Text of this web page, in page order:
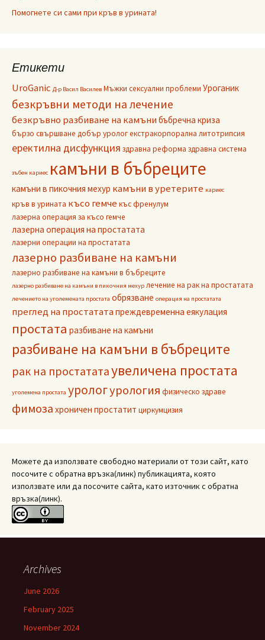
Помогнете си сами при кръв в урината!
Етикети
UroGanic Д-р Васил Василев Мъжки сексуални проблеми Уроганик
безкръвни методи на лечение
безкръвно разбиване на камънибъбречна криза
бързо свършване добър урологекстракорпорална литотрипсия
еректилна дисфункция здравна реформа здравна система
зъбен кариес камъни в бъбреците
камъни в пикочния мехур камъни в уретерите кариес
кръв в урината късо гемче къс френулум
лазерна операция за късо гемче
лазерна операция на простатата
лазерни операции на простатата
лазерно разбиване на камъни
лазерно разбиване на камъни в бъбреците
лазерно разбиване на камъни в пикочния мехур лечение на рак на простатата
лечението на уголемената простата обрязване операция на простатата
преглед на простататапреждевременна еякулация
простата разбиване на камъни
разбиване на камъни в бъбреците
рак на простататаувеличена простата
уголемена простата урологурология физическо здраве
фимоза хроничен простатит циркумцизия
Можете да използвате свободно материали от този сайт, като
посочите с обратна връзка(линк) публикацията, която
използвате или да посочите сайта, като източник с обратна
връзка(линк).
Archives
June 2026
February 2025
November 2024